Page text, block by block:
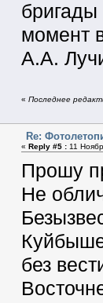
бригады
момент
А.А.
« Последнее
Re:
« Reply #5 :11
Прошу
Не
без